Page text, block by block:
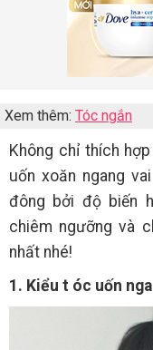
Xem thêm: Tóc ngắn
Không chỉ thích
uốn xoăn ngang
đông bởi độ biến
chiêm ngưỡng và
nhất nhé!
1. Kiểu t óc uốn